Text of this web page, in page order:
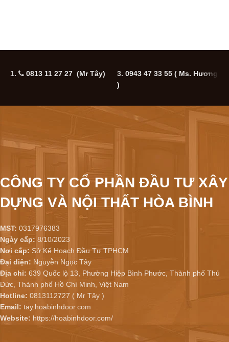
1. 0813 11 27 27 (Mr Tây) 3. 0943 47 33 55 ( Ms. Hương
)
CÔNG TY CỔ PHẦN ĐẦU TƯ XÂY
DỰNG VÀ NỘI THẤT HÒA BÌNH
MST: 0317976383
Ngày cấp: 8/10/2023
Nơi cấp: Sở Kế Hoạch Đầu Tư TPHCM
Đại diện: Nguyễn Ngọc Tây
Địa chỉ: 639 Quốc lộ 13, Phường Hiệp Bình Phước, Thành phố Thủ
Đức, Thành phố Hồ Chí Minh, Việt Nam
Hotline: 0813112727 ( Mr Tây )
Email: tay.hoabinhdoor.com
Website: https://hoabinhdoor.com/